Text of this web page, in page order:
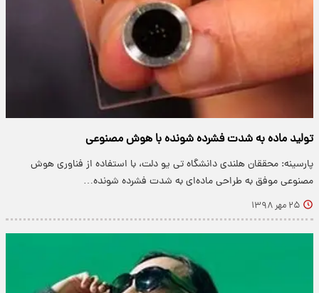
تولید ماده به شدت فشرده شونده با هوش مصنوعی
پارسینه: محققان هلندی دانشگاه تی یو دلت، با استفاده از فناوری هوش
مصنوعی موفق به طراحی ماده‌ای به شدت فشرده شونده…
۲۵ مهر ۱۳۹۸